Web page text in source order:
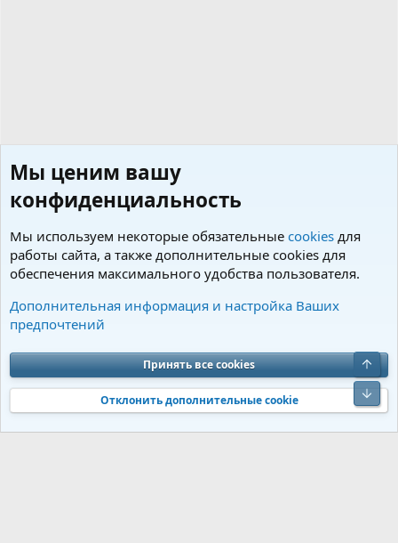
Пользователи
Cookies Charm by DCom
Обратная связь
Условия и правила
Политика конфиденциальности
Помощь
S
S
Community platform by XenForo® © 2010-2026 XenForo Ltd. Перевод от
Jumuro®|Media embeds via s9e/MediaSites
Мы ценим вашу
конфиденциальность
Мы используем некоторые обязательные cookies для
работы сайта, а также дополнительные cookies для
обеспечения максимального удобства пользователя.
Дополнительная информация и настройка Ваших
предпочтений
Принять все cookies
Отклонить дополнительные cookie
Верх
Низ